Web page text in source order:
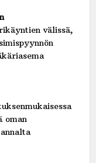
välissä,
oman